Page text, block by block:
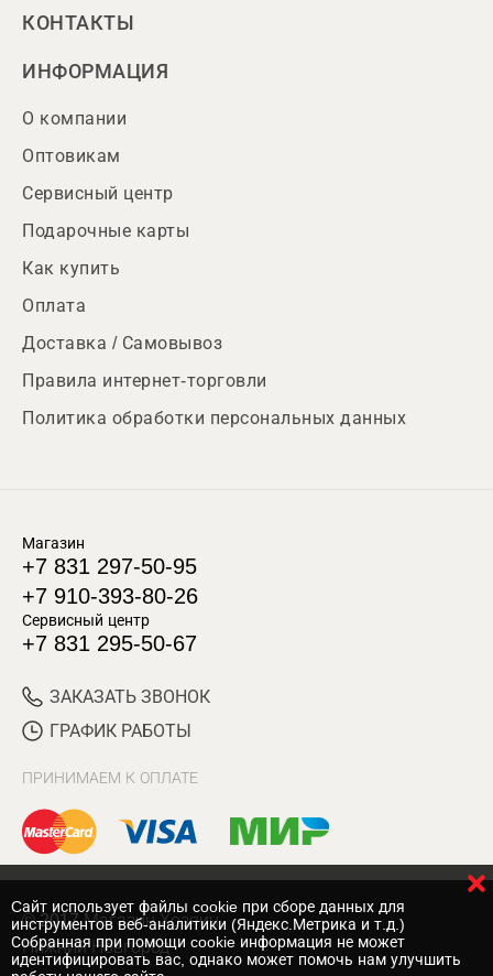
КОНТАКТЫ
ИНФОРМАЦИЯ
О компании
Оптовикам
Сервисный центр
Подарочные карты
Как купить
Оплата
Доставка / Самовывоз
Правила интернет-торговли
Политика обработки персональных данных
Магазин
+7 831 297-50-95
+7 910-393-80-26
Сервисный центр
+7 831 295-50-67
ЗАКАЗАТЬ ЗВОНОК
ГРАФИК РАБОТЫ
ПРИНИМАЕМ К ОПЛАТЕ
© 2017 Магазин Хозяин
Нижний Новгород
Cайт использует файлы cookie при сборе данных для
инструментов веб-аналитики (Яндекс.Метрика и т.д.)
Собранная при помощи cookie информация не может
идентифицировать вас, однако может помочь нам улучшить